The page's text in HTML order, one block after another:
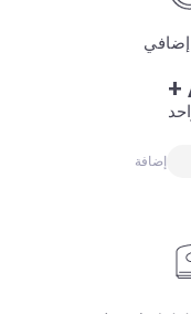
+
إضافة